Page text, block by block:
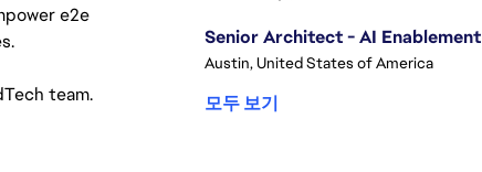
e2e
team.
Senior Architect - AI Enablement
Austin, United States of America
모두 보기